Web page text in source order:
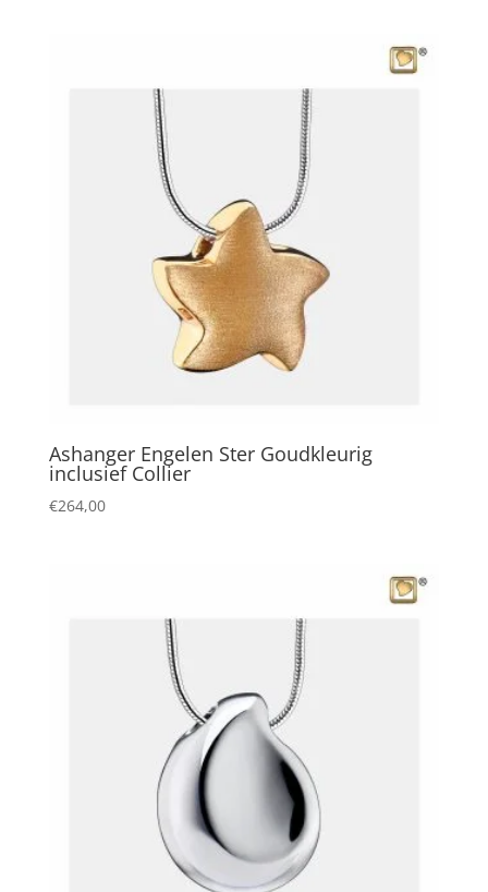
Ashanger Engelen Ster Goudkleurig
inclusief Collier
€264,00